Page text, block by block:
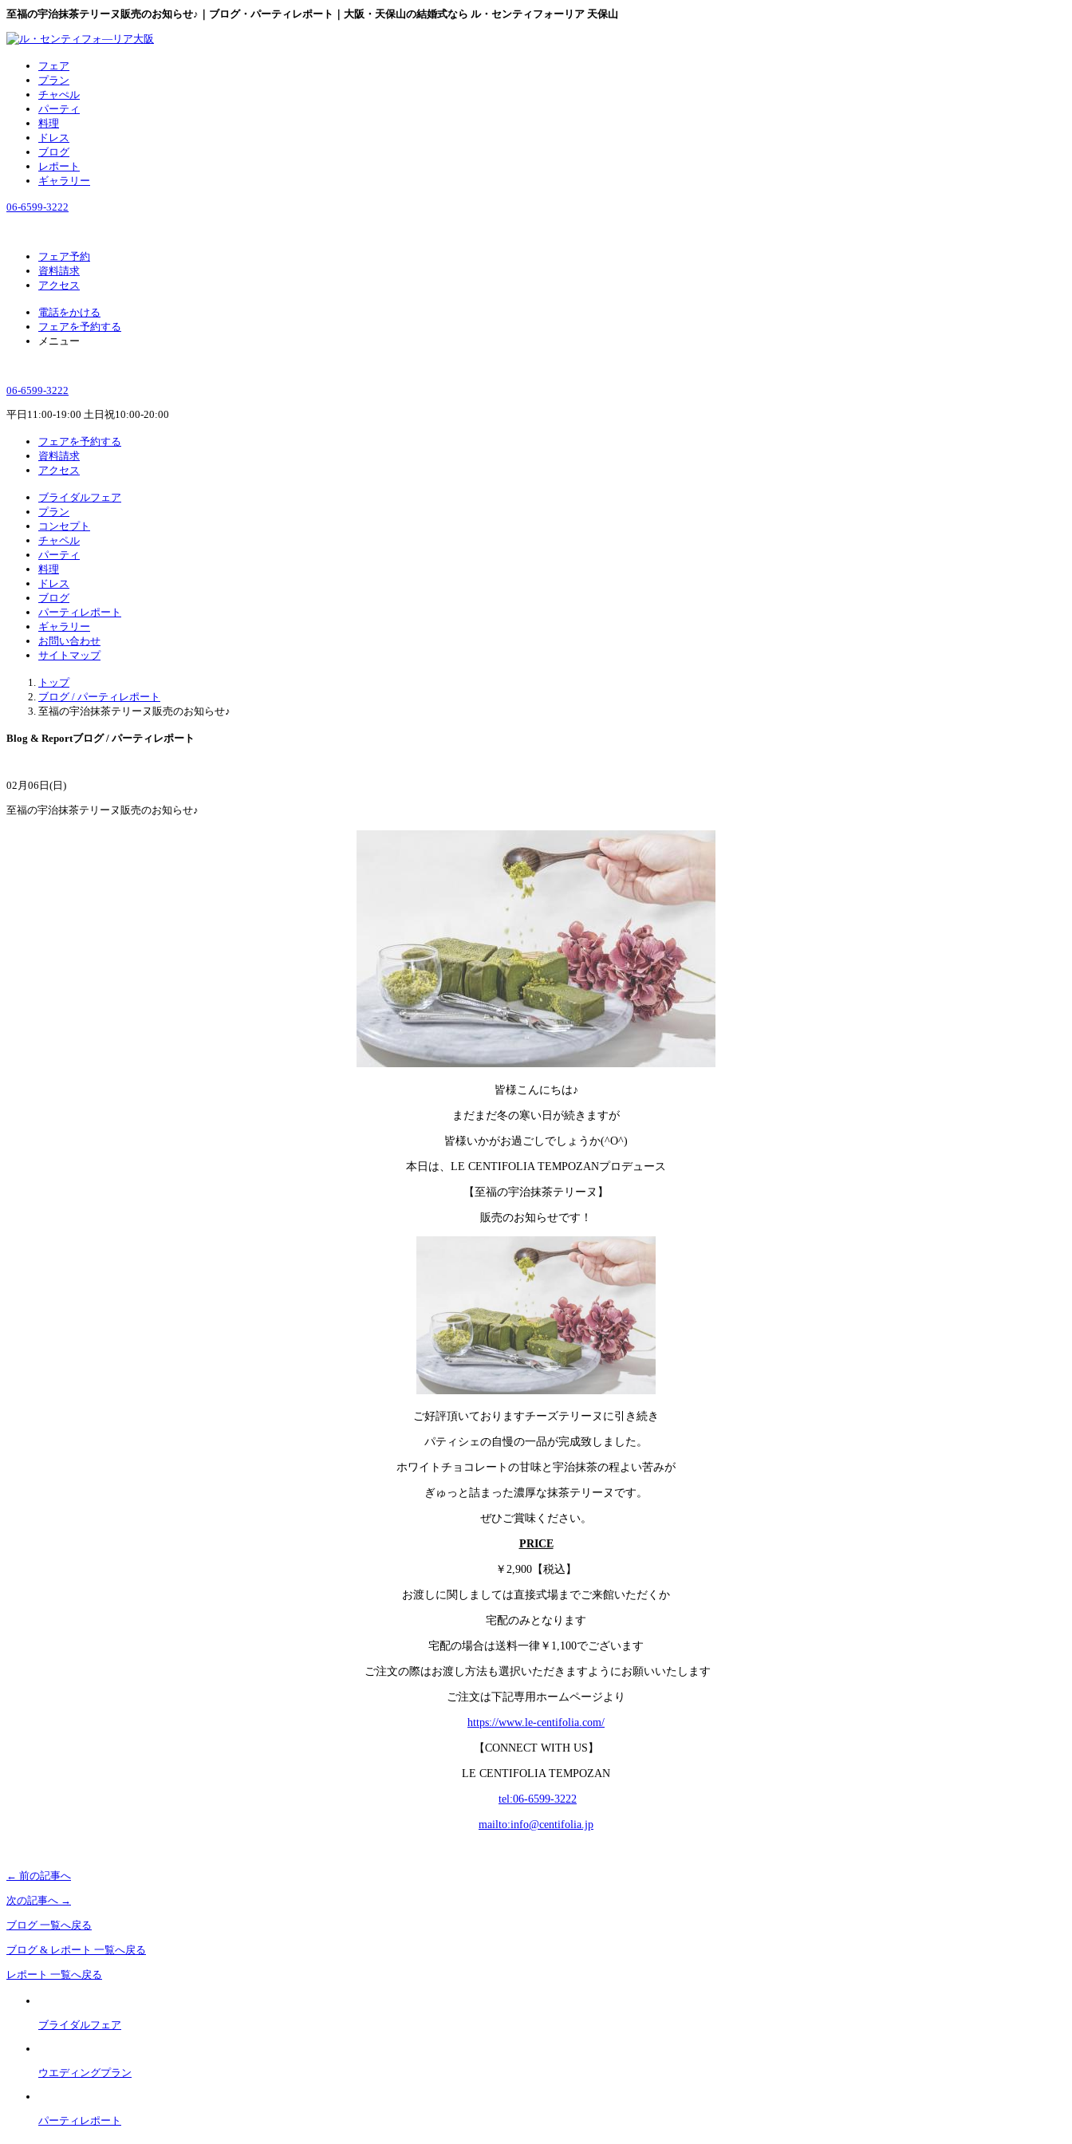
至福の宇治抹茶テリーヌ販売のお知らせ♪｜ブログ・パーティレポート｜大阪・天保山の結婚式なら ル・センティフォーリア 天保山
フェア
プラン
チャぺル
パーティ
料理
ドレス
ブログ
レポート
ギャラリー
06-6599-3222
フェア予約
資料請求
アクセス
電話をかける
フェアを予約する
メニュー
06-6599-3222
平日11:00-19:00 土日祝10:00-20:00
フェアを予約する
資料請求
アクセス
ブライダルフェア
プラン
コンセプト
チャペル
パーティ
料理
ドレス
ブログ
パーティレポート
ギャラリー
お問い合わせ
サイトマップ
トップ
ブログ / パーティレポート
至福の宇治抹茶テリーヌ販売のお知らせ♪
Blog & Reportブログ / パーティレポート
02月06日(日)
至福の宇治抹茶テリーヌ販売のお知らせ♪
皆様こんにちは♪
まだまだ冬の寒い日が続きますが
皆様いかがお過ごしでしょうか(^O^)
本日は、LE CENTIFOLIA TEMPOZANプロデュース
【至福の宇治抹茶テリーヌ】
販売のお知らせです！
ご好評頂いておりますチーズテリーヌに引き続き
パティシェの自慢の一品が完成致しました。
ホワイトチョコレートの甘味と宇治抹茶の程よい苦みが
ぎゅっと詰まった濃厚な抹茶テリーヌです。
ぜひご賞味ください。
PRICE
￥2,900【税込】
お渡しに関しましては直接式場までご来館いただくか
宅配のみとなります
宅配の場合は送料一律￥1,100でございます
ご注文の際はお渡し方法も選択いただきますようにお願いいたします
ご注文は下記専用ホームページより
https://www.le-centifolia.com/
【CONNECT WITH US】
LE CENTIFOLIA TEMPOZAN
tel:06-6599-3222
mailto:info@centifolia.jp
← 前の記事へ
次の記事へ →
ブログ 一覧へ戻る
ブログ & レポート 一覧へ戻る
レポート 一覧へ戻る
ブライダルフェア
ウエディングプラン
パーティレポート